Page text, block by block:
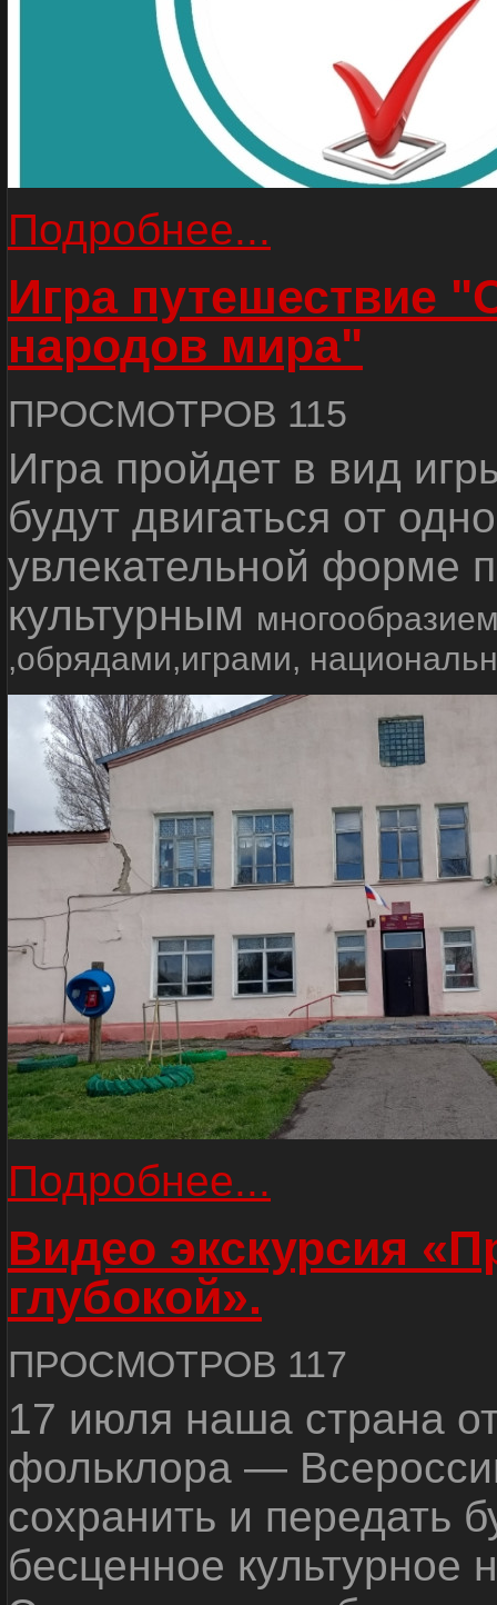
Подробнее...
Игра путешествие
народов мира"
ПРОСМОТРОВ 115
Игра пройдет в вид
будут двигаться от
увлекательной форме
культурным
,обрядами,играми,
Подробнее...
Видео экскурсия
глубокой».
ПРОСМОТРОВ 117
17 июля наша страна
фольклора —
сохранить и передать
бесценное культурное